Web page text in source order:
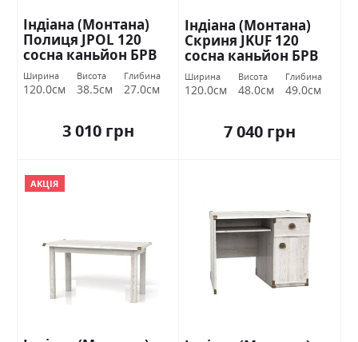
Індіана (Монтана)
Полиця JPOL 120
сосна каньйон БРВ
Україна
Ширина
120.0см
Висота
38.5см
Глибина
27.0см
3 010 грн
Індіана (Монтана)
Скриня JKUF 120
сосна каньйон БРВ
Україна
Ширина
120.0см
Висота
48.0см
Глибина
49.0см
7 040 грн
АКЦІЯ